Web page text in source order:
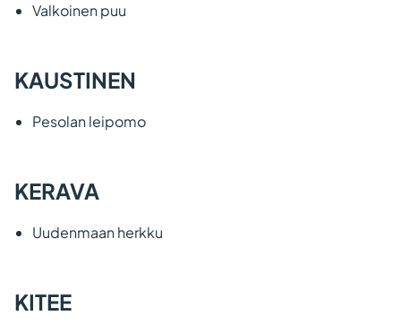
Valkoinen puu
KAUSTINEN
Pesolan leipomo
KERAVA
Uudenmaan herkku
KITEE